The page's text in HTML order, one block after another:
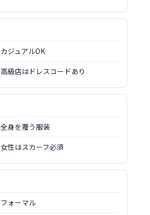
カジュアルOK
高級店はドレスコードあり
全身を覆う服装
女性はスカーフ必須
フォーマル